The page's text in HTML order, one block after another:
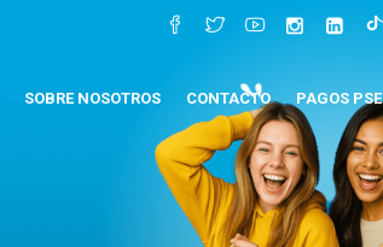
SOBRE NOSOTROS CONTACTO PAGOS PSE